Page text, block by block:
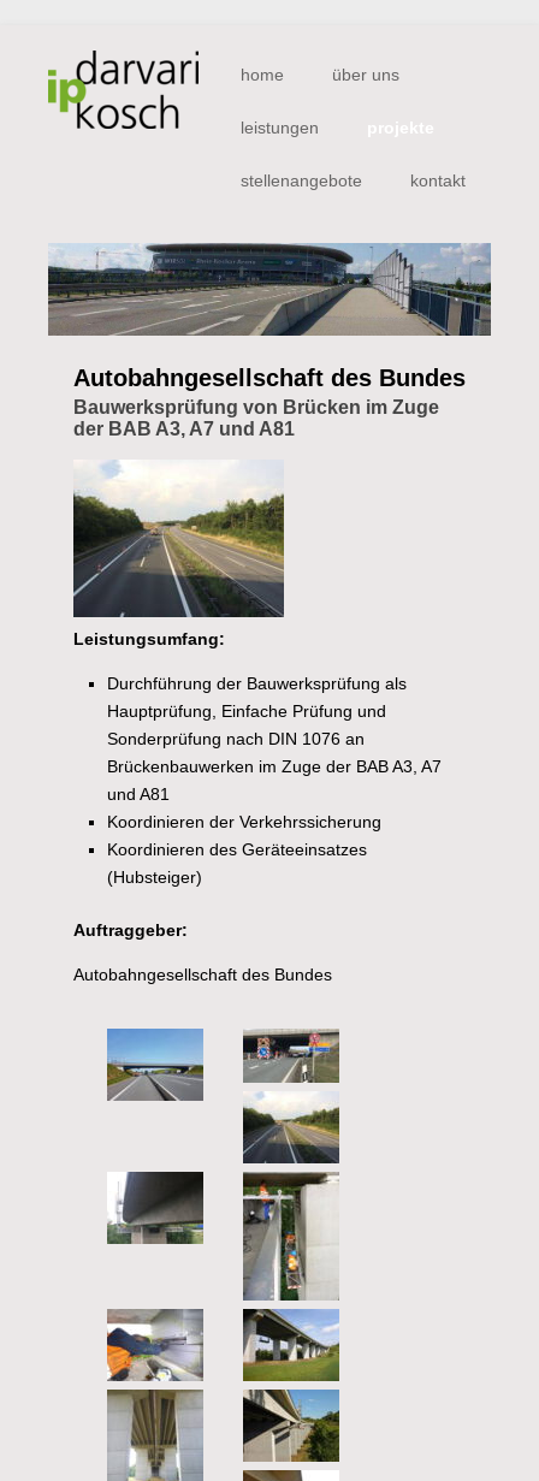
Navigation
überspringen
home über uns
leistungen
stellenangebote kontakt
Autobahngesellschaft des Bundes
Bauwerksprüfung von Brücken im Zuge
der BAB A3, A7 und A81
Leistungsumfang:
Durchführung der Bauwerksprüfung als
Hauptprüfung, Einfache Prüfung und
Sonderprüfung nach DIN 1076 an
Brückenbauwerken im Zuge der BAB A3, A7
und A81
Koordinieren der Verkehrssicherung
Koordinieren des Geräteeinsatzes
(Hubsteiger)
Auftraggeber:
Autobahngesellschaft des Bundes